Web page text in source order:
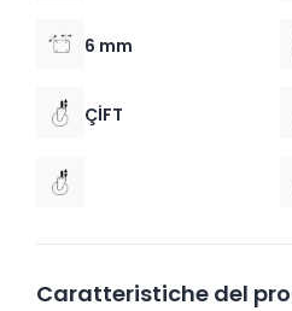
6 mm
ÇİFT
Caratteristiche del